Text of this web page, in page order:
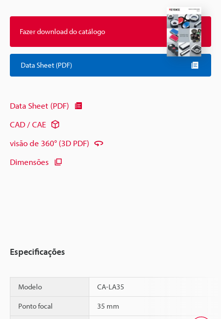
Fazer download do catálogo
Data Sheet (PDF)
Data Sheet (PDF)
CAD / CAE
visão de 360° (3D PDF)
Dimensões
Especificações
Modelo CA-LA35
Ponto focal 35 mm